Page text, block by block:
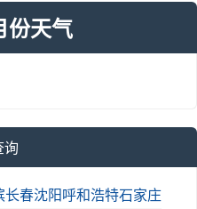
份天气
询
长春沈阳呼和浩特石家庄